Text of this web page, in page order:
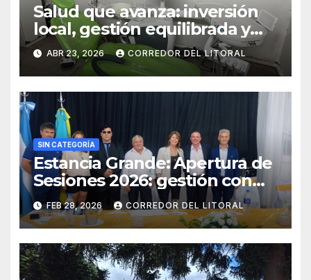
Salud que avanza: inversión
local, gestión equilibrada y
resultados concretos.
ABR 23, 2026 CORREDOR DEL LITORAL
SIN CATEGORÍA
Estancia Grande: Apertura de
Sesiones 2026: gestión con
superávit y agenda de obras
en Estancia Grande
FEB 28, 2026 CORREDOR DEL LITORAL